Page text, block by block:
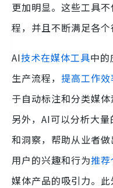
更加明显。这些工具
程，并且不断满足各个
AI技术在媒体工具中的
生产流程， 提高工作效
于自动标注和分类媒体
另外，AI可以分析大
和洞察，帮助从业者
用户的兴趣和行为推
媒体产品的吸引力。